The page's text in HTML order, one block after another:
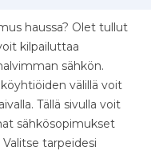
haussa? Olet tullut
kilpailuttaa
sähkön.
välillä voit
Tällä sivulla voit
sähkösopimukset
tarpeidesi